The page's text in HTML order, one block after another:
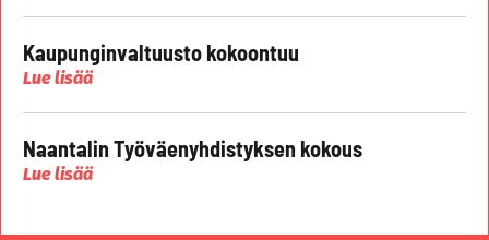
Kaupunginvaltuusto kokoontuu
Lue lisää
Naantalin Työväenyhdistyksen kokous
Lue lisää